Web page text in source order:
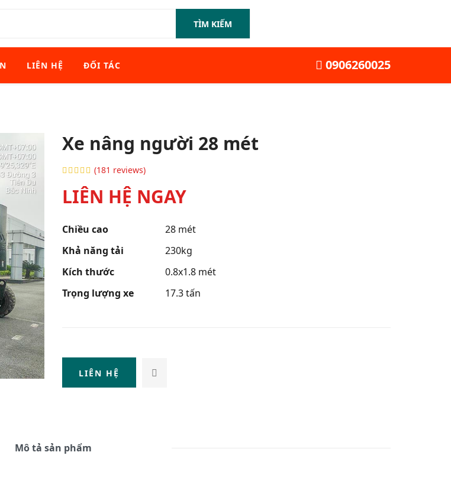
TÌM KIẾM
LIÊN HỆ ĐỐI TÁC 0906260025
Xe nâng người 28 mét
(181 reviews)
LIÊN HỆ NGAY
Chiều cao
28 mét
Khả năng tải
230kg
Kích thước
0.8x1.8 mét
Trọng lượng xe
17.3 tấn
LIÊN HỆ
Mô tả sản phẩm